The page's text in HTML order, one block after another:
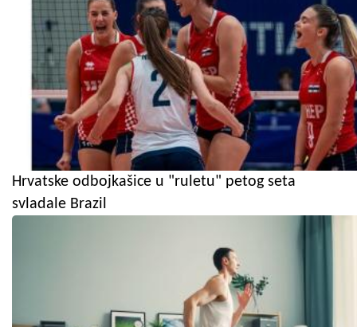
Hrvatske odbojkašice u "ruletu" petog seta
svladale Brazil